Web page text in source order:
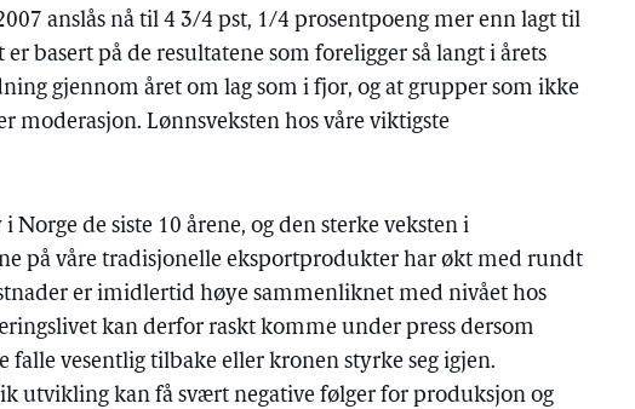
anslås nå til 4 3/4 pst, 1/4 prosentpoeng mer enn lagt til
basert på de resultatene som foreligger så langt i årets
gjennom året om lag som i fjor, og at grupper som ikke
moderasjon. Lønnsveksten hos våre viktigste
de siste 10 årene, og den sterke veksten i
på våre tradisjonelle eksportprodukter har økt med rundt
er imidlertid høye sammenliknet med nivået hos
kan derfor raskt komme under press dersom
vesentlig tilbake eller kronen styrke seg igjen.
utvikling kan få svært negative følger for produksjon og